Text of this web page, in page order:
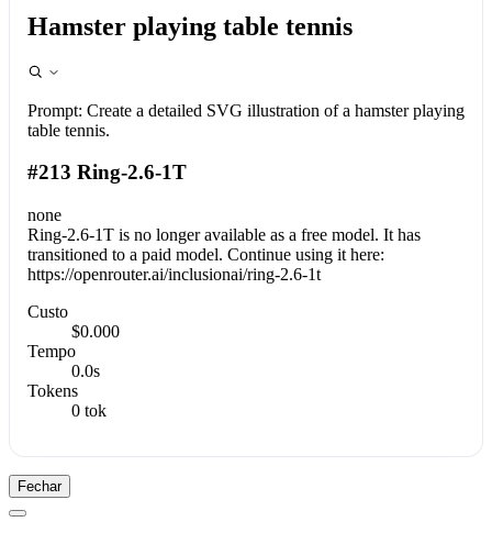
Hamster playing table tennis
Prompt: Create a detailed SVG illustration of a hamster playing
table tennis.
#213 Ring-2.6-1T
none
Ring-2.6-1T is no longer available as a free model. It has
transitioned to a paid model. Continue using it here:
https://openrouter.ai/inclusionai/ring-2.6-1t
Custo
$0.000
Tempo
0.0s
Tokens
0 tok
Fechar